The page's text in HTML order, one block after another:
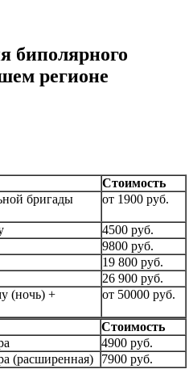
биполярного
регионе
Стоимость
бригады
от 1900 руб.
4500 руб.
9800 руб.
19 800 руб.
26 900 руб.
(ночь) +
от 50000 руб.
Стоимость
4900 руб.
(расширенная)
7900 руб.